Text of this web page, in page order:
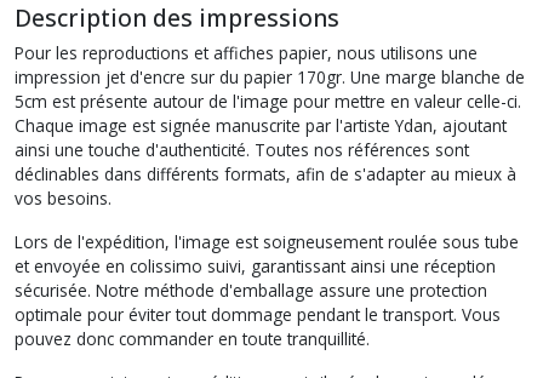
Description des impressions
Pour les reproductions et affiches papier, nous utilisons une
impression jet d'encre sur du papier 170gr. Une marge blanche de
5cm est présente autour de l'image pour mettre en valeur celle-ci.
Chaque image est signée manuscrite par l'artiste Ydan, ajoutant
ainsi une touche d'authenticité. Toutes nos références sont
déclinables dans différents formats, afin de s'adapter au mieux à
vos besoins.
Lors de l'expédition, l'image est soigneusement roulée sous tube
et envoyée en colissimo suivi, garantissant ainsi une réception
sécurisée. Notre méthode d'emballage assure une protection
optimale pour éviter tout dommage pendant le transport. Vous
pouvez donc commander en toute tranquillité.